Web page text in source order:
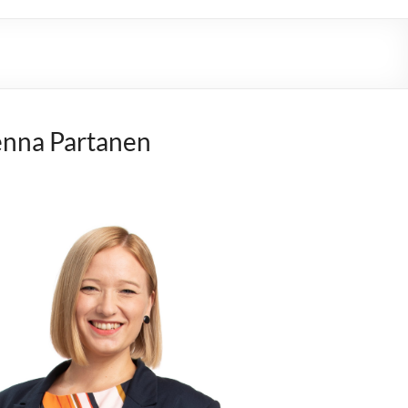
Partanen